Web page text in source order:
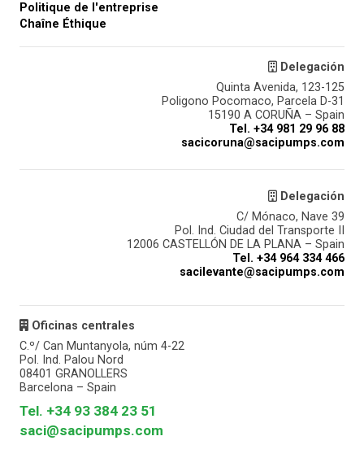
Politique de l'entreprise
Chaîne Éthique
Delegación
Quinta Avenida, 123-125
Poligono Pocomaco, Parcela D-31
15190 A CORUÑA – Spain
Tel. +34 981 29 96 88
sacicoruna@sacipumps.com
Delegación
C/ Mónaco, Nave 39
Pol. Ind. Ciudad del Transporte II
12006 CASTELLÓN DE LA PLANA – Spain
Tel. +34 964 334 466
sacilevante@sacipumps.com
Oficinas centrales
C.º/ Can Muntanyola, núm 4-22
Pol. Ind. Palou Nord
08401 GRANOLLERS
Barcelona – Spain
Tel. +34 93 384 23 51
saci@sacipumps.com